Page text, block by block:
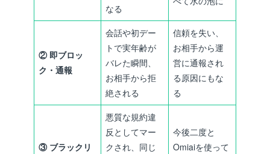
なる
② 即ブロッ
ク・通報
会話や初デー
トで実年齢が
バレた瞬間、
お相手から拒
絶される
信頼を失い、
お相手から運
営に通報され
る原因にもな
る
③ ブラックリ
悪質な規約違
反としてマー
クされ、同じ
今後二度と
Omiaiを使って